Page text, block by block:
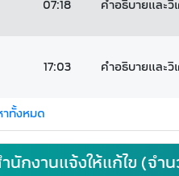
07:18 คำอธิบายและวิ
17:03 คำอธิบายและ
ทั้งหมด
นักงานแจ้งให้แก้ไข (จ